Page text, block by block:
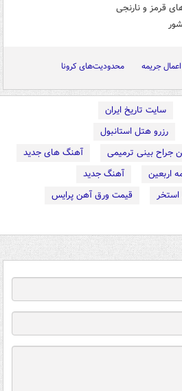
قرمز و نارنجی
اعمال جریمه محدودیت‌های کرونا
سایت تاریخ ایران
رزرو هتل استانبول
جراح بینی ترمیمی
آهنگ های جدید
اربعین
آهنگ جدید
استخر
قیمت ورق آهن پرایس